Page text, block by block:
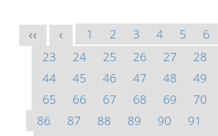
<< < 1 2 3 4 5 6
23
24 25 26 27 28
44
45 46 47 48 49
65
66 67 68 69 70
86
87 88 89 90 91